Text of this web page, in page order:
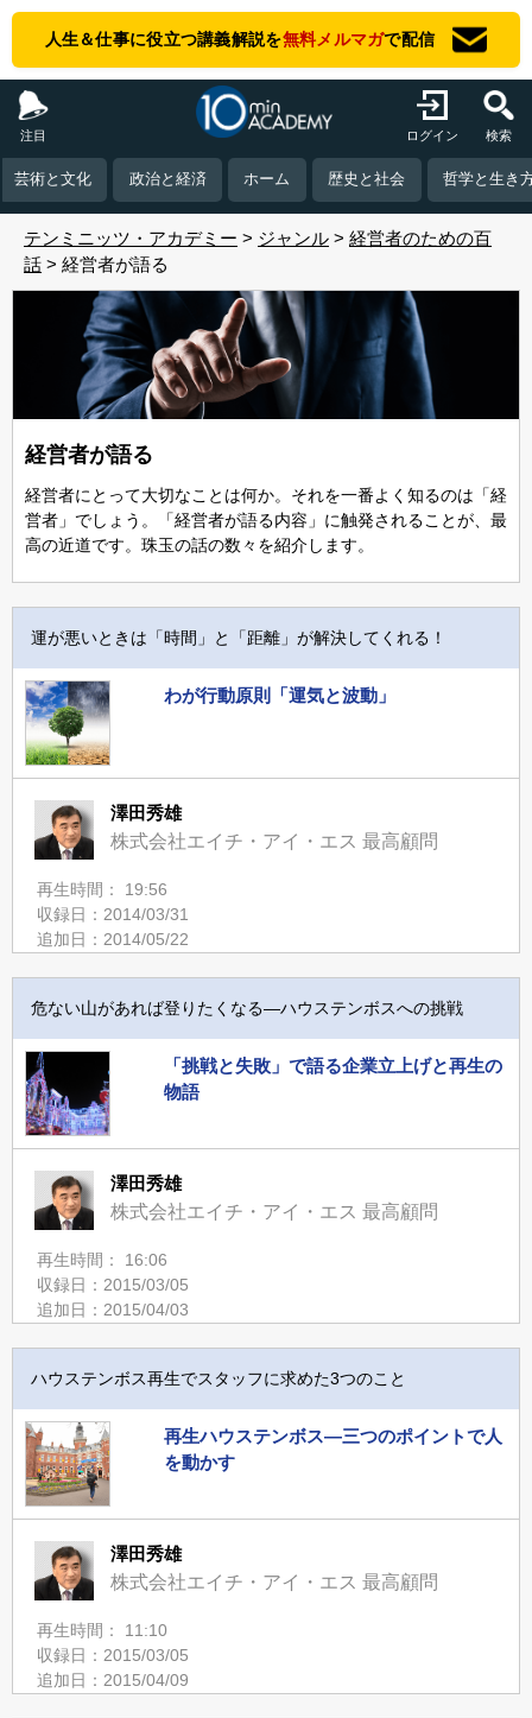
人生＆仕事に役立つ講義解説を無料メルマガで配信
注目 ログイン 検索
芸術と文化 政治と経済 ホーム 歴史と社会 哲学と生き
テンミニッツ・アカデミー ジャンル
経営者のための百
話
経営者が語る
経営者が語る
経営者にとって大切なことは何か。それを一番よく知るのは「経
営者」でしょう。「経営者が語る内容」に触発されることが、最
高の近道です。珠玉の話の数々を紹介します。
運が悪いときは「時間」と「距離」が解決してくれる！
わが行動原則「運気と波動」
澤田秀雄
株式会社エイチ・アイ・エス 最高顧問
再生時間： 19:56
収録日：2014/03/31
追加日：2014/05/22
危ない山があれば登りたくなる―ハウステンボスへの挑戦
「挑戦と失敗」で語る企業立上げと再生の
物語
澤田秀雄
株式会社エイチ・アイ・エス 最高顧問
再生時間： 16:06
収録日：2015/03/05
追加日：2015/04/03
ハウステンボス再生でスタッフに求めた3つのこと
再生ハウステンボス―三つのポイントで人
を動かす
澤田秀雄
株式会社エイチ・アイ・エス 最高顧問
再生時間： 11:10
収録日：2015/03/05
追加日：2015/04/09